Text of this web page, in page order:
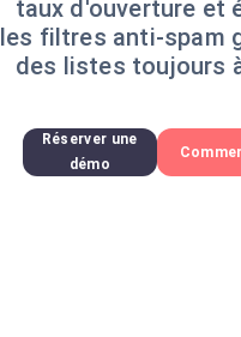
taux d'ouverture et
les filtres anti-spam
des listes toujours
Réserver une
démo